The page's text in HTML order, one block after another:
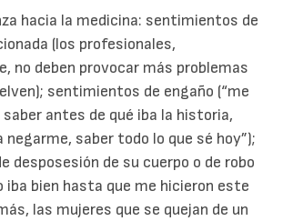
hacia la medicina: sentimientos de
(los profesionales,
no deben provocar más problemas
sentimientos de engaño (“me
antes de qué iba la historia,
negarme, saber todo lo que sé hoy”);
desposesión de su cuerpo o de robo
iba bien hasta que me hicieron este
las mujeres que se quejan de un